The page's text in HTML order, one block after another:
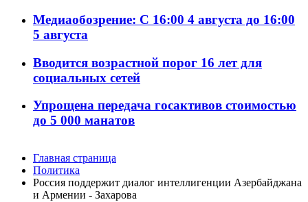
Медиаобозрение: С 16:00 4 августа до 16:00
5 августа
Вводится возрастной порог 16 лет для
социальных сетей
Упрощена передача госактивов стоимостью
до 5 000 манатов
Главная страница
Политика
Россия поддержит диалог интеллигенции Азербайджана
и Армении - Захарова